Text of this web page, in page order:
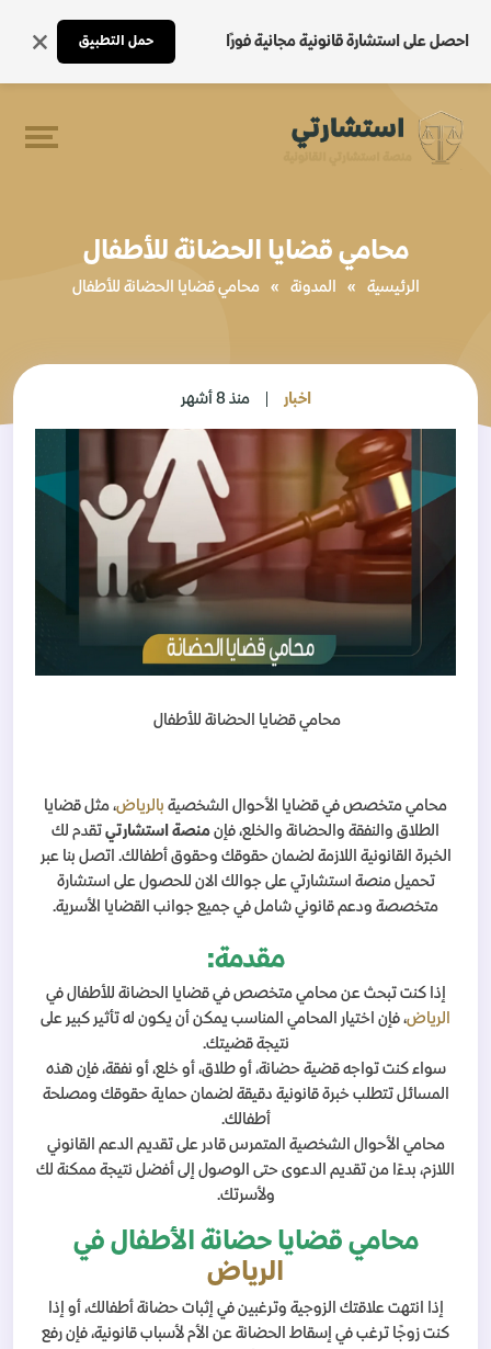
احصل على استشارة قانونية مجانية فورًا حمل التطبيق
محامي قضايا الحضانة للأطفال
الرئيسية » المدونة » محامي قضايا الحضانة للأطفال
اخبار منذ 8 أشهر
محامي قضايا الحضانة للأطفال
محامي متخصص في قضايا الأحوال الشخصية بالرياض، مثل قضايا
الطلاق والنفقة والحضانة والخلع، فإن منصة استشارتي تقدم لك
الخبرة القانونية اللازمة لضمان حقوقك وحقوق أطفالك. اتصل بنا عبر
تحميل منصة استشارتي على جوالك الان للحصول على استشارة
متخصصة ودعم قانوني شامل في جميع جوانب القضايا الأسرية.
مقدمة:
إذا كنت تبحث عن محامي متخصص في قضايا الحضانة للأطفال في
الرياض، فإن اختيار المحامي المناسب يمكن أن يكون له تأثير كبير على
نتيجة قضيتك.
سواء كنت تواجه قضية حضانة، أو طلاق، أو خلع، أو نفقة، فإن هذه
المسائل تتطلب خبرة قانونية دقيقة لضمان حماية حقوقك ومصلحة
أطفالك.
محامي الأحوال الشخصية المتمرس قادر على تقديم الدعم القانوني
اللازم، بدءًا من تقديم الدعوى حتى الوصول إلى أفضل نتيجة ممكنة لك
ولأسرتك.
محامي قضايا حضانة الأطفال في
الرياض
إذا انتهت علاقتك الزوجية وترغبين في إثبات حضانة أطفالك، أو إذا
كنت زوجًا ترغب في إسقاط الحضانة عن الأم لأسباب قانونية، فإن رفع